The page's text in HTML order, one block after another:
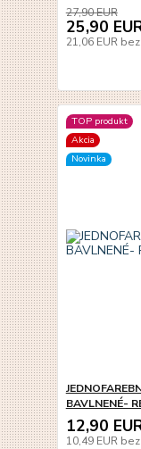
27,90 EUR
25,90
21,06 EUR
TOP produkt
Akcia
Novinka
BAVLNENÉ-
12,90
10,49 EUR